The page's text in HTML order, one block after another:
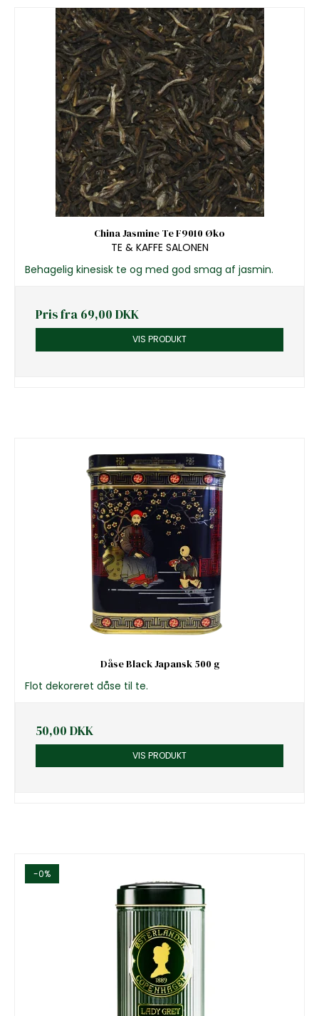
China Jasmine Te F9010 Øko
TE & KAFFE SALONEN
Behagelig kinesisk te og med god smag af jasmin.
Pris fra 69,00 DKK
VIS PRODUKT
Dåse Black Japansk 500 g
Flot dekoreret dåse til te.
50,00 DKK
VIS PRODUKT
-0%